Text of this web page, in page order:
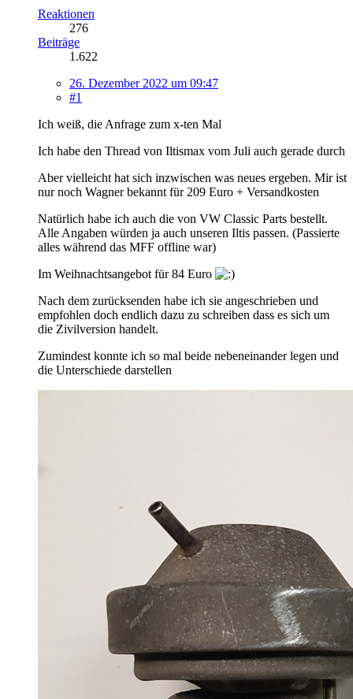
Reaktionen
276
Beiträge
1.622
26. Dezember 2022 um 09:47
#1
Ich weiß, die Anfrage zum x-ten Mal
Ich habe den Thread von Iltismax vom Juli auch gerade durch
Aber vielleicht hat sich inzwischen was neues ergeben. Mir ist
nur noch Wagner bekannt für 209 Euro + Versandkosten
Natürlich habe ich auch die von VW Classic Parts bestellt.
Alle Angaben würden ja auch unseren Iltis passen. (Passierte
alles während das MFF offline war)
Im Weihnachtsangebot für 84 Euro
Nach dem zurücksenden habe ich sie angeschrieben und
empfohlen doch endlich dazu zu schreiben dass es sich um
die Zivilversion handelt.
Zumindest konnte ich so mal beide nebeneinander legen und
die Unterschiede darstellen